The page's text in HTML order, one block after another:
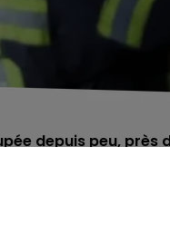
depuis peu, près
la nuit de mardi à